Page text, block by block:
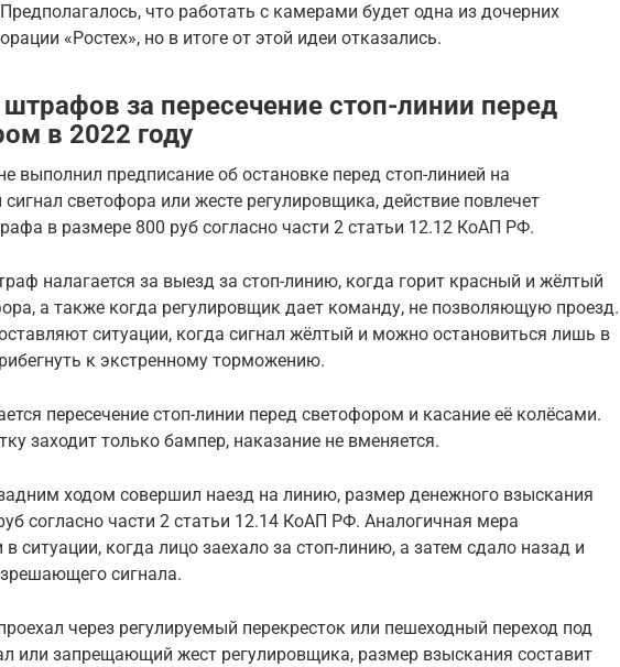
что работать с камерами будет одна из дочерних
«Ростех», но в итоге от этой идеи отказались.
за пересечение стоп-линии перед
в 2022 году
выполнил предписание об остановке перед стоп-линией на
светофора или жесте регулировщика, действие повлечет
в размере 800 руб согласно части 2 статьи 12.12 КоАП РФ.
налагается за выезд за стоп-линию, когда горит красный и жёлтый
а также когда регулировщик дает команду, не позволяющую проезд.
ситуации, когда сигнал жёлтый и можно остановиться лишь в
к экстренному торможению.
пересечение стоп-линии перед светофором и касание её колёсами.
заходит только бампер, наказание не вменяется.
ходом совершил наезд на линию, размер денежного взыскания
согласно части 2 статьи 12.14 КоАП РФ. Аналогичная мера
в ситуации, когда лицо заехало за стоп-линию, а затем сдало назад и
сигнала.
через регулируемый перекресток или пешеходный переход под
или запрещающий жест регулировщика, размер взыскания составит